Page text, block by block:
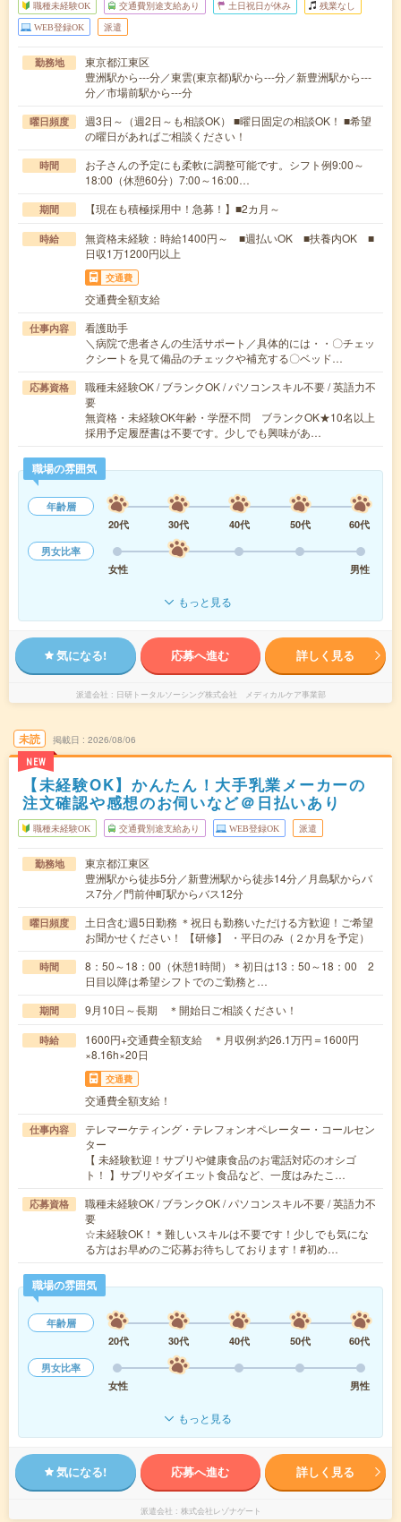
職種未経験OK 交通費別途支給あり 土日祝日が休み 残業なし
WEB登録OK 派遣
勤務地
東京都江東区
豊洲駅から---分／東雲(東京都)駅から---分／新豊洲駅から---
分／市場前駅から---分
曜日頻度
週3日～（週2日～も相談OK） ■曜日固定の相談OK！ ■希望
の曜日があればご相談ください！
時間
お子さんの予定にも柔軟に調整可能です。シフト例9:00～
18:00（休憩60分）7:00～16:00…
期間 【現在も積極採用中！急募！】■2カ月～
時給
無資格未経験：時給1400円～ ■週払いOK ■扶養内OK ■
日収1万1200円以上
交通費
交通費全額支給
仕事内容
看護助手
＼病院で患者さんの生活サポート／具体的には・・〇チェッ
クシートを見て備品のチェックや補充する〇ベッド…
応募資格
職種未経験OK / ブランクOK / パソコンスキル不要 / 英語力不
要
無資格・未経験OK年齢・学歴不問 ブランクOK★10名以上
採用予定履歴書は不要です。少しでも興味があ…
職場の雰囲気
年齢層
20代
30代 40代 50代
60代
男女比率
女性
男性
もっと見る
気になる! 応募へ進む 詳しく見る
派遣会社 日研トータルソーシング株式会社 メディカルケア事業部
未読
NEW
掲載日 2026/08/06
【未経験OK】かんたん！大手乳業メーカーの
注文確認や感想のお伺いなど＠日払いあり
職種未経験OK 交通費別途支給あり WEB登録OK 派遣
勤務地
東京都江東区
豊洲駅から徒歩5分／新豊洲駅から徒歩14分／月島駅からバ
ス7分／門前仲町駅からバス12分
曜日頻度
土日含む週5日勤務 ＊祝日も勤務いただける方歓迎！ご希望
お聞かせください！ 【研修】 ・平日のみ（２か月を予定）
時間
8：50～18：00（休憩1時間）＊初日は13：50～18：00 2
日目以降は希望シフトでのご勤務と…
期間 9月10日～長期 ＊開始日ご相談ください！
時給
1600円+交通費全額支給 ＊月収例:約26.1万円＝1600円
×8.16h×20日
交通費
交通費全額支給！
仕事内容
テレマーケティング・テレフォンオペレーター・コールセン
ター
【 未経験歓迎！サプリや健康食品のお電話対応のオシゴ
ト！ 】サプリやダイエット食品など、一度はみたこ…
応募資格
職種未経験OK / ブランクOK / パソコンスキル不要 / 英語力不
要
☆未経験OK！＊難しいスキルは不要です！少しでも気にな
る方はお早めのご応募お待ちしております！#初め…
職場の雰囲気
年齢層
20代
30代 40代 50代
60代
男女比率
女性
男性
もっと見る
気になる! 応募へ進む 詳しく見る
派遣会社 株式会社レゾナゲート